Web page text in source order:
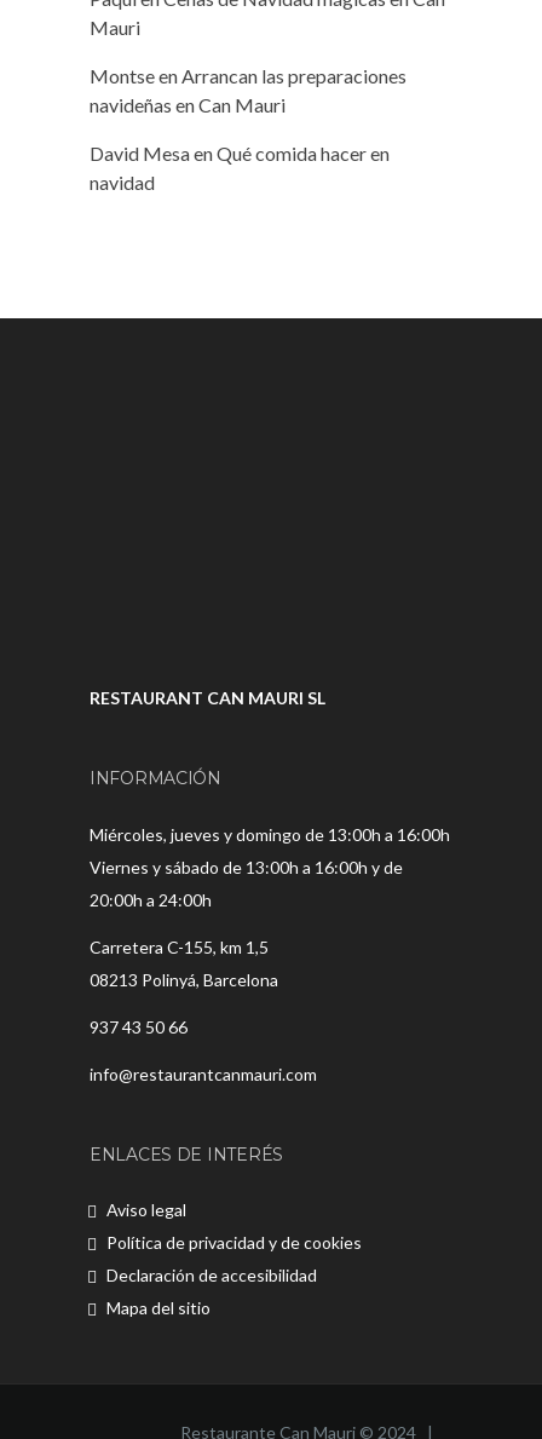
Mauri
MontseenArrancan las preparaciones
navideñas en Can Mauri
David MesaenQué comida hacer en
navidad
RESTAURANT CAN MAURI SL
INFORMACIÓN
Miércoles, jueves y domingo de 13:00h a 16:00h
Viernes y sábado de 13:00h a 16:00h y de
20:00h a 24:00h
Carretera C-155, km 1,5
08213 Polinyá, Barcelona
937 43 50 66
info@restaurantcanmauri.com
ENLACES DE INTERÉS
Aviso legal
Política de privacidad y de cookies
Declaración de accesibilidad
Mapa del sitio
Restaurante Can Mauri © 2024 |